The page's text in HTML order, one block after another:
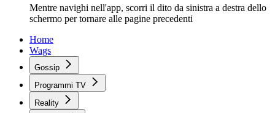
Mentre navighi nell'app, scorri il dito da sinistra a destra dello
schermo per tornare alle pagine precedenti
Home
Wags
Gossip
Programmi TV
Reality